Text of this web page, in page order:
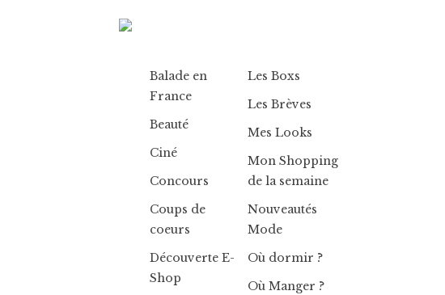
Balade en
France
Beauté
Ciné
Concours
Coups de
coeurs
Découverte E-
Shop
Les Boxs
Les Brèves
Mes Looks
Mon Shopping
de la semaine
Nouveautés
Mode
Où dormir ?
Où Manger ?